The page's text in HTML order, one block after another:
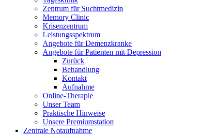
Zentrum für Suchtmedizin
Memory Clinic
Krisenzentrum
Leistungsspektrum
Angebote für Demenzkranke
Angebote für Patienten mit Depression
Zurück
Behandlung
Kontakt
Aufnahme
Online-Therapie
Unser Team
Praktische Hinweise
Unsere Premiumstation
Zentrale Notaufnahme